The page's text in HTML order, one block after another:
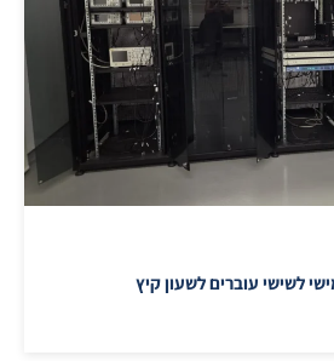
לשישי עוברים לשעון קיץ